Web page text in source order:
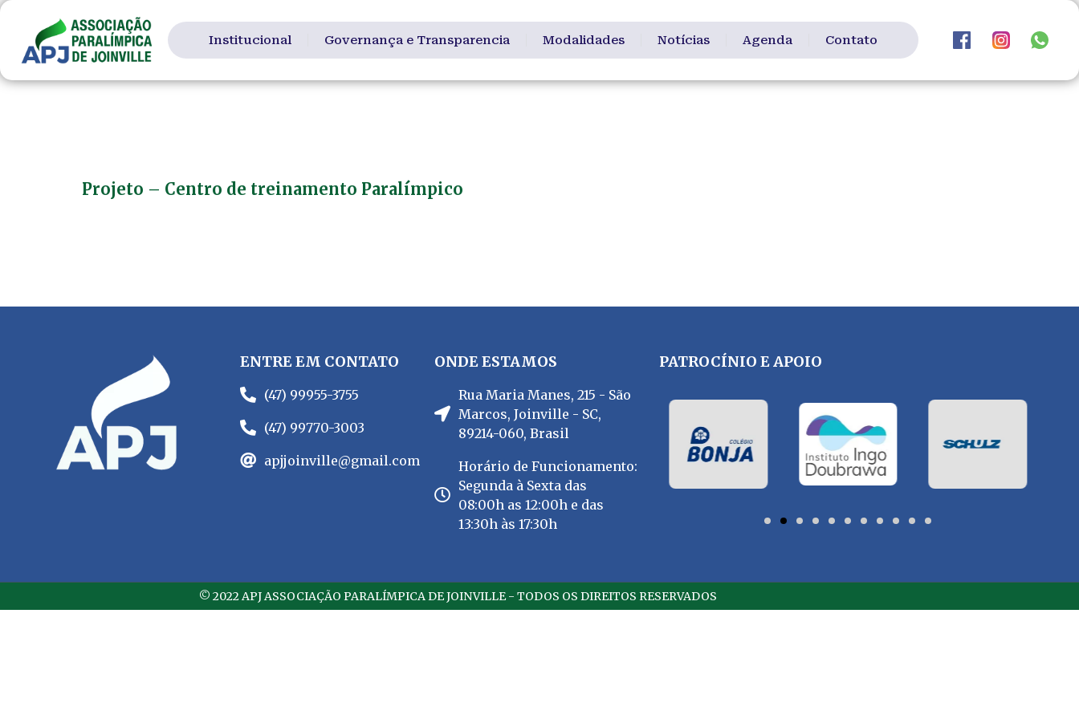
conteúdo
Institucional Governança e Transparencia Modalidades Notícias Agenda Contato
Projeto – Centro de treinamento Paralímpico
ENTRE EM CONTATO
(47) 99955-3755
(47) 99770-3003
apjjoinville@gmail.com
ONDE ESTAMOS
Rua Maria Manes, 215 - São
Marcos, Joinville - SC,
89214-060, Brasil
Horário de Funcionamento:
Segunda à Sexta das
08:00h as 12:00h e das
13:30h às 17:30h
PATROCÍNIO E APOIO
© 2022 APJ ASSOCIAÇÃO PARALÍMPICA DE JOINVILLE - TODOS OS DIREITOS RESERVADOS